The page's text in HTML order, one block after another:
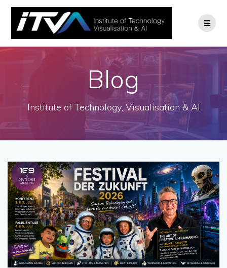
Zum
Inhalt
springen
Blog
Institute of Technology, Visualisation & AI